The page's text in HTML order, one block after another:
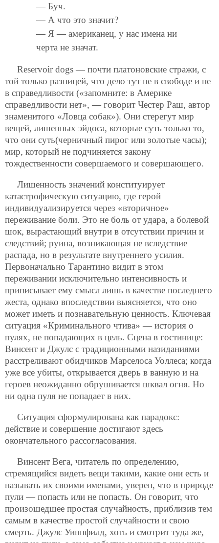
— Буч.
— А что это значит?
— Я — американец, у нас имена ни
черта не значат.
Reservoir dogs — почти платоновские стражи, с
той только разницей, что дело тут не в свободе и не
в справедливости («запомните: в Америке
справедливости нет», — говорит Честер Раш, автор
знаменитого «Ловца собак»). Они стерегут мир
вещей, лишенных эйдоса, которые суть только то,
что они суть(черничный пирог или золотые часы);
мир, который не подчиняется закону
тождественности совершаемого и совершающего.
Лишенность значений конституирует
катастрофическую ситуацию, где герой
индивидуализируется через «вторичное»
переживание боли. Это не боль от удара, а болевой
шок, вырастающий внутри в отсутствии причин и
следствий; руина, возникающая не вследствие
распада, но в результате внутреннего усилия.
Первоначально Тарантино видит в этом
переживании исключительно интенсивность и
приписывает ему смысл лишь в качестве последнего
жеста, однако впоследствии выясняется, что оно
может иметь и познавательную ценность. Ключевая
ситуация «Криминального чтива» — история о
пулях, не попадающих в цель. Сцена в гостинице:
Винсент и Джулс с традиционными назиданиями
расстреливают обидчиков Марселоса Уоллеса; когда
уже все убиты, открывается дверь в ванную и на
героев неожиданно обрушивается шквал огня. Но
ни одна пуля не попадает в них.
Ситуация сформулирована как парадокс:
действие и совершение достигают здесь
окончательного рассогласования.
Винсент Вега, читатель по определению,
стремящийся видеть вещи такими, какие они есть и
называть их своими именами, уверен, что в природе
пули — попасть или не попасть. Он говорит, что
произошедшее простая случайность, приблизив тем
самым в качестве простой случайности и свою
смерть. Джулс Уиннфилд, хоть и смотрит туда же,